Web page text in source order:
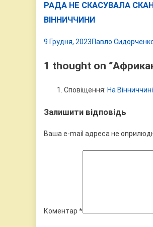
РАДА НЕ СКАСУВАЛА
ВІННИЧЧИНИ
9 Грудня, 2023Павло
1 thought on “
Сповіщення: На
Залишити відповідь
Ваша e-mail адреса не
Коментар *